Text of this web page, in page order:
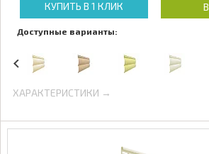
КУПИТЬ В 1 КЛИК
Доступные варианты:
ХАРАКТЕРИСТИКИ →